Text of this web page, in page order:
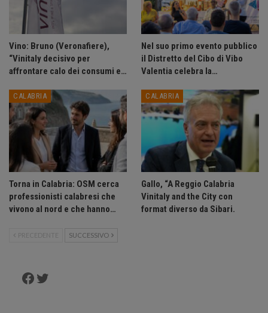
Vino: Bruno (Veronafiere),
“Vinitaly decisivo per
affrontare calo dei consumi e…
Nel suo primo evento pubblico
il Distretto del Cibo di Vibo
Valentia celebra la…
CALABRIA
Torna in Calabria: OSM cerca
professionisti calabresi che
vivono al nord e che hanno…
CALABRIA
Gallo, “A Reggio Calabria
Vinitaly and the City con
format diverso da Sibari.
PRECEDENTE SUCCESSIVO
Facebook
Twitter